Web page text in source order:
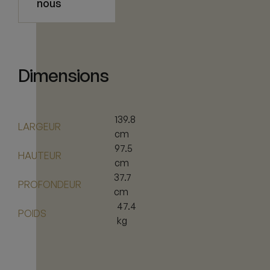
nous
Dimensions
LARGEUR
139.8
cm
HAUTEUR
97.5
cm
PROFONDEUR
37.7
cm
POIDS
47.4
kg